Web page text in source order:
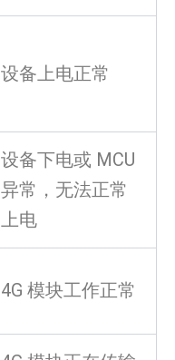
设备上电正常
设备下电或 MCU
异常，无法正常
上电
4G 模块工作正常